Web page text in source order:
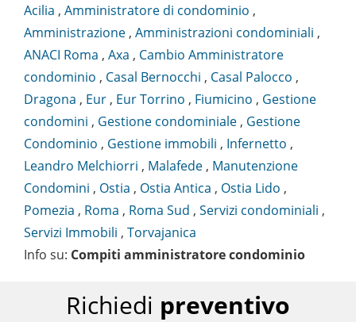
Acilia , Amministratore di condominio ,
Amministrazione , Amministrazioni condominiali ,
ANACI Roma , Axa , Cambio Amministratore
condominio , Casal Bernocchi , Casal Palocco ,
Dragona , Eur , Eur Torrino , Fiumicino , Gestione
condomini , Gestione condominiale , Gestione
Condominio , Gestione immobili , Infernetto ,
Leandro Melchiorri , Malafede , Manutenzione
Condomini , Ostia , Ostia Antica , Ostia Lido ,
Pomezia , Roma , Roma Sud , Servizi condominiali ,
Servizi Immobili , Torvajanica
Info su: Compiti amministratore condominio
Richiedi preventivo